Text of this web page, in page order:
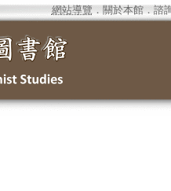
網站導覽 ． 關於本館． 諮